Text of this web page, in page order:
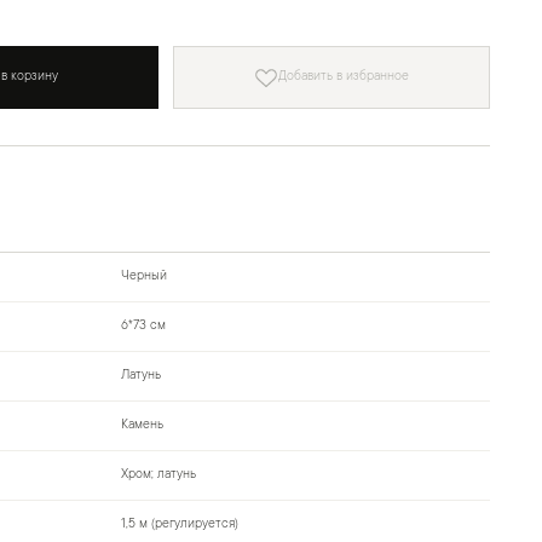
корзину Добавить в избранное
Черный
6*73 см
Латунь
Камень
Хром; латунь
1,5 м (регулируется)